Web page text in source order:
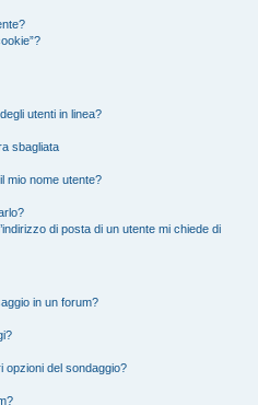
utenti in linea?
sbagliata
mio nome utente?
di posta di un utente mi chiede di
in un forum?
opzioni del sondaggio?